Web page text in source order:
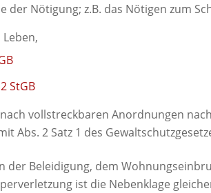
der Nötigung; z.B. das Nötigen zum
StGB
vollstreckbaren Anordnungen nach
Abs. 2 Satz 1 des
der Beleidigung, dem
ist die Nebenklage